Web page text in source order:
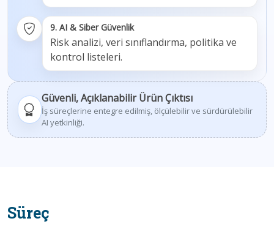
9. AI & Siber Güvenlik
Risk analizi, veri sınıflandırma, politika ve
kontrol listeleri.
Güvenli, Açıklanabilir Ürün Çıktısı
İş süreçlerine entegre edilmiş, ölçülebilir ve sürdürülebilir
AI yetkinliği.
Süreç